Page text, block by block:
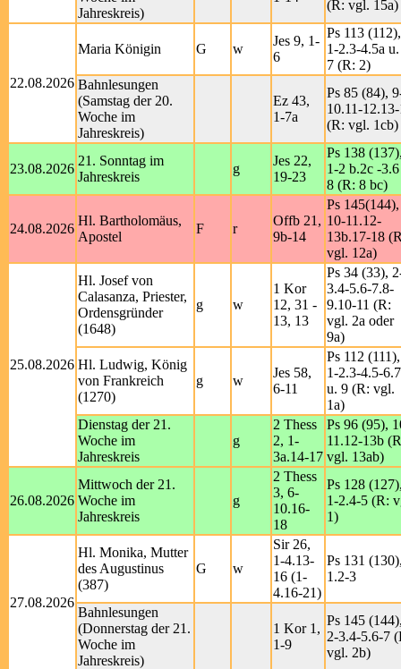
Jahreskreis)
(R: vgl. 15a)
22.08.2026
Maria Königin G w
Jes 9, 1-
6
Ps 113 (112),
1-2.3-4.5a
7 (R: 2)
Bahnlesungen
(Samstag der 20.
Woche im
Jahreskreis)
Ez 43,
1-7a
Ps 85 (84),
10.11-
(R: vgl. 1cb)
23.08.2026
21. Sonntag im
Jahreskreis
g
Jes 22,
19-23
Ps 138
1-2 b.2c -
8 (R: 8 bc)
24.08.2026
Hl. Bartholomäus,
Apostel
F r
Offb 21,
9b-14
Ps 145(144),
10-11.12-
13b.17-18
vgl. 12a)
25.08.2026
Hl. Josef von
Calasanza, Priester,
Ordensgründer
(1648)
g w
1 Kor
12, 31 -
13, 13
Ps 34 (33),
3.4-5.6-7.8-
9.10-11 (R:
vgl. 2a oder
9a)
Hl. Ludwig, König
von Frankreich
(1270)
g w
Jes 58,
6-11
Ps 112 (111),
1-2.3-4.5-6.7
u. 9 (R: vgl.
1a)
Dienstag der 21.
Woche im
Jahreskreis
g
2 Thess
2, 1-
3a.14-17
Ps 96 (95),
11.12-13b
vgl. 13ab)
26.08.2026
Mittwoch der 21.
Woche im
Jahreskreis
g
2 Thess
3, 6-
10.16-
18
Ps 128
1-2.4-5 (R:
1)
27.08.2026
Hl. Monika, Mutter
des Augustinus
(387)
G w
Sir 26,
1-4.13-
16 (1-
4.16-21)
Ps 131
1.2-3
Bahnlesungen
(Donnerstag der 21.
Woche im
Jahreskreis)
1 Kor 1,
1-9
Ps 145
2-3.4-5.6-7
vgl. 2b)